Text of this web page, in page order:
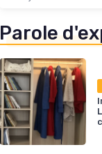
Parole